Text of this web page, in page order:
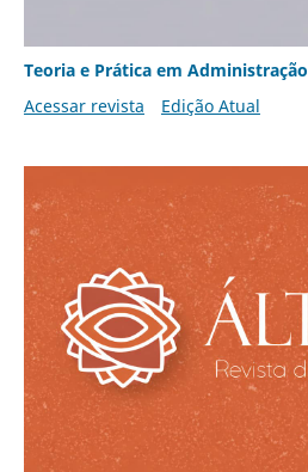
Teoria e Prática em Administração
Acessar revista
Edição Atual